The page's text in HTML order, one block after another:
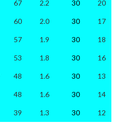
67 2.2 30 20
60 2.0 30 17
57 1.9 30 18
53 1.8 30 16
48 1.6 30 13
48 1.6 30 14
39 1.3 30 12